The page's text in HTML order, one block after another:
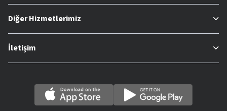
Diğer Hizmetlerimiz
İletişim